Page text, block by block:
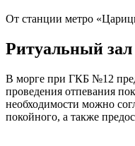
От станции метро
Ритуальный зал
В морге при ГКБ №12
проведения отпевания
необходимости можно
покойного, а также